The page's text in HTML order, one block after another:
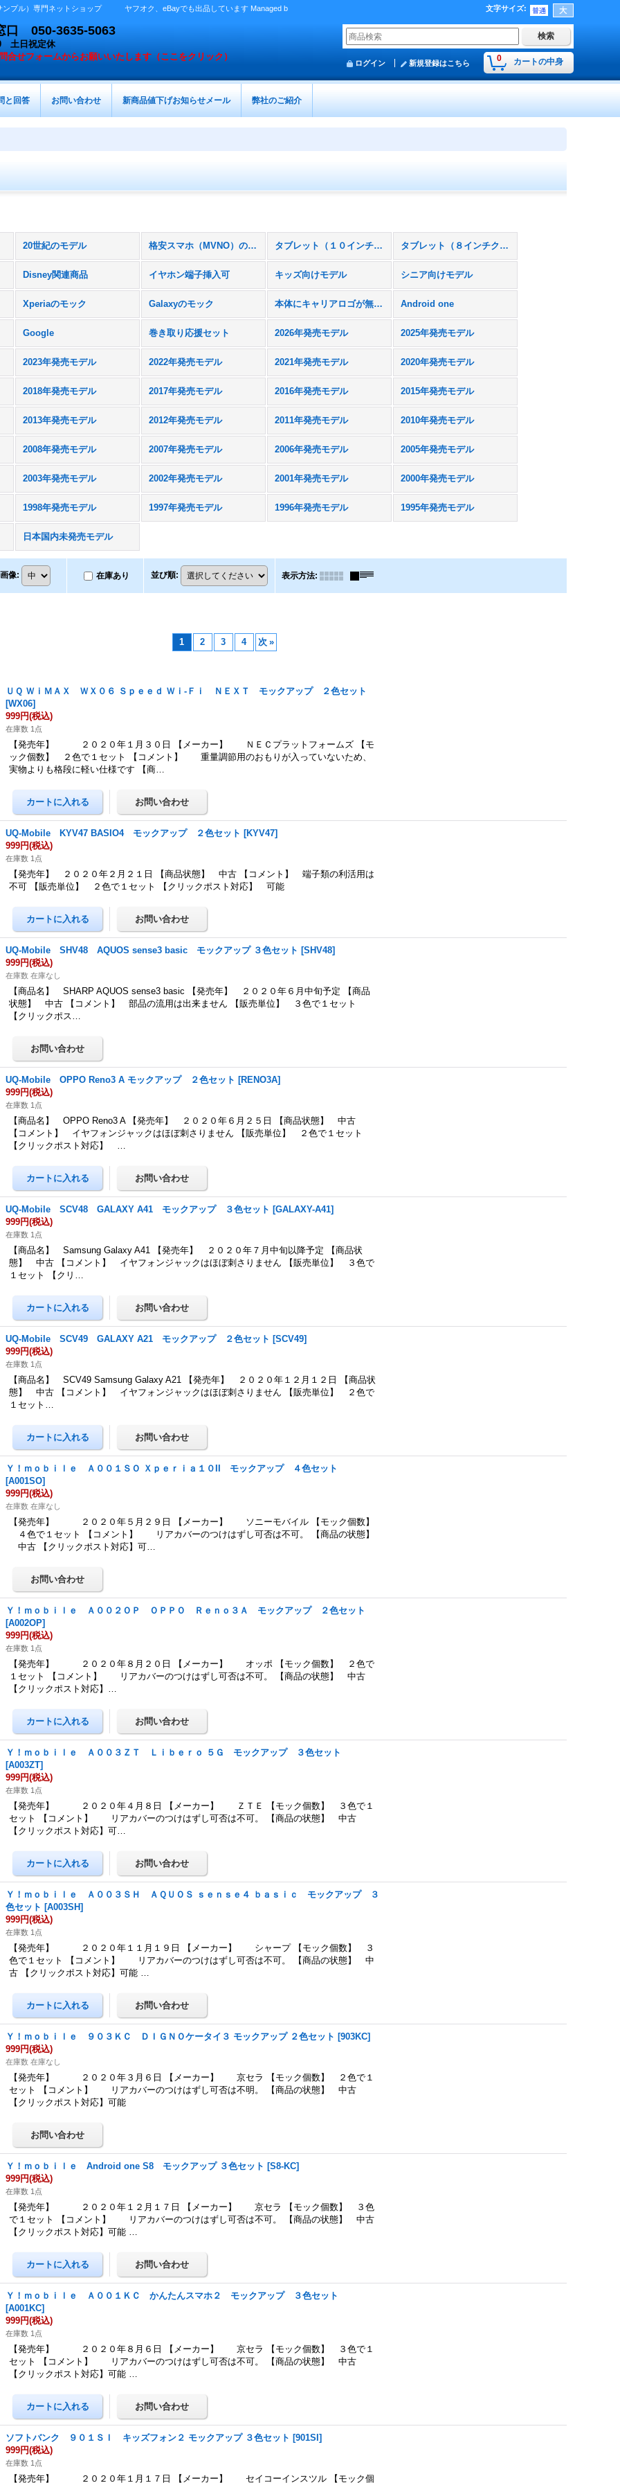
ンプル）専門ネットショップ ヤフオク、eBayでも出品しています Managed b 文字サイズ:
口 050-3635-5063
土日祝定休
合せフォームからお願いいたします（ここをクリック）
0 カートの中身
ログイン 新規登録はこちら
と回答 お問い合わせ 新商品値下げお知らせメール 弊社のご紹介
20世紀のモデル 格安スマホ（MVNO）のスマホ タブレット（１０インチクラス） タブレット（８インチクラス）
Disney関連商品 イヤホン端子挿入可 キッズ向けモデル シニア向けモデル
Xperiaのモック Galaxyのモック 本体にキャリアロゴが無いスマホモック Android one
Google 巻き取り応援セット 2026年発売モデル 2025年発売モデル
2023年発売モデル 2022年発売モデル 2021年発売モデル 2020年発売モデル
2018年発売モデル 2017年発売モデル 2016年発売モデル 2015年発売モデル
2013年発売モデル 2012年発売モデル 2011年発売モデル 2010年発売モデル
2008年発売モデル 2007年発売モデル 2006年発売モデル 2005年発売モデル
2003年発売モデル 2002年発売モデル 2001年発売モデル 2000年発売モデル
1998年発売モデル 1997年発売モデル 1996年発売モデル 1995年発売モデル
日本国内未発売モデル
画像: 在庫あり 並び順: 表示方法:
1 2 3 4 次 »
ＵＱ ＷｉＭＡＸ ＷＸ０６ Ｓｐｅｅｄ Ｗｉ-Ｆｉ ＮＥＸＴ モックアップ ２色セット
[WX06]
999円(税込)
在庫数 1点
【発売年】 ２０２０年１月３０日 【メーカー】 ＮＥＣプラットフォームズ 【モ
ック個数】 ２色で１セット 【コメント】 重量調節用のおもりが入っていないため、
実物よりも格段に軽い仕様です 【商…
UQ-Mobile KYV47 BASIO4 モックアップ ２色セット [KYV47]
999円(税込)
在庫数 1点
【発売年】 ２０２０年２月２１日 【商品状態】 中古 【コメント】 端子類の利活用は
不可 【販売単位】 ２色で１セット 【クリックポスト対応】 可能
UQ-Mobile SHV48 AQUOS sense3 basic モックアップ ３色セット [SHV48]
999円(税込)
在庫数 在庫なし
【商品名】 SHARP AQUOS sense3 basic 【発売年】 ２０２０年６月中旬予定 【商品
状態】 中古 【コメント】 部品の流用は出来ません 【販売単位】 ３色で１セット
【クリックポス…
UQ-Mobile OPPO Reno3 A モックアップ ２色セット [RENO3A]
999円(税込)
在庫数 1点
【商品名】 OPPO Reno3 A 【発売年】 ２０２０年６月２５日 【商品状態】 中古
【コメント】 イヤフォンジャックはほぼ刺さりません 【販売単位】 ２色で１セット
【クリックポスト対応】 …
UQ-Mobile SCV48 GALAXY A41 モックアップ ３色セット [GALAXY-A41]
999円(税込)
在庫数 1点
【商品名】 Samsung Galaxy A41 【発売年】 ２０２０年７月中旬以降予定 【商品状
態】 中古 【コメント】 イヤフォンジャックはほぼ刺さりません 【販売単位】 ３色で
１セット 【クリ…
UQ-Mobile SCV49 GALAXY A21 モックアップ ２色セット [SCV49]
999円(税込)
在庫数 1点
【商品名】 SCV49 Samsung Galaxy A21 【発売年】 ２０２０年１２月１２日 【商品状
態】 中古 【コメント】 イヤフォンジャックはほぼ刺さりません 【販売単位】 ２色で
１セット…
Ｙ！ｍｏｂｉｌｅ Ａ００１ＳＯ Ｘｐｅｒｉａ１０II モックアップ ４色セット
[A001SO]
999円(税込)
在庫数 在庫なし
【発売年】 ２０２０年５月２９日 【メーカー】 ソニーモバイル 【モック個数】
４色で１セット 【コメント】 リアカバーのつけはずし可否は不可。 【商品の状態】
中古 【クリックポスト対応】可…
Ｙ！ｍｏｂｉｌｅ Ａ００２ＯＰ ＯＰＰＯ Ｒｅｎｏ３Ａ モックアップ ２色セット
[A002OP]
999円(税込)
在庫数 1点
【発売年】 ２０２０年８月２０日 【メーカー】 オッポ 【モック個数】 ２色で
１セット 【コメント】 リアカバーのつけはずし可否は不可。 【商品の状態】 中古
【クリックポスト対応】…
Ｙ！ｍｏｂｉｌｅ Ａ００３ＺＴ Ｌｉｂｅｒｏ ５Ｇ モックアップ ３色セット
[A003ZT]
999円(税込)
在庫数 1点
【発売年】 ２０２０年４月８日 【メーカー】 ＺＴＥ 【モック個数】 ３色で１
セット 【コメント】 リアカバーのつけはずし可否は不可。 【商品の状態】 中古
【クリックポスト対応】可…
Ｙ！ｍｏｂｉｌｅ Ａ００３ＳＨ ＡＱＵＯＳ ｓｅｎｓｅ４ ｂａｓｉｃ モックアップ ３
色セット [A003SH]
999円(税込)
在庫数 1点
【発売年】 ２０２０年１１月１９日 【メーカー】 シャープ 【モック個数】 ３
色で１セット 【コメント】 リアカバーのつけはずし可否は不可。 【商品の状態】 中
古 【クリックポスト対応】可能 …
Ｙ！ｍｏｂｉｌｅ ９０３ＫＣ ＤＩＧＮＯケータイ３ モックアップ ２色セット [903KC]
999円(税込)
在庫数 在庫なし
【発売年】 ２０２０年３月６日 【メーカー】 京セラ 【モック個数】 ２色で１
セット 【コメント】 リアカバーのつけはずし可否は不明。 【商品の状態】 中古
【クリックポスト対応】可能
Ｙ！ｍｏｂｉｌｅ Android one S8 モックアップ ３色セット [S8-KC]
999円(税込)
在庫数 1点
【発売年】 ２０２０年１２月１７日 【メーカー】 京セラ 【モック個数】 ３色
で１セット 【コメント】 リアカバーのつけはずし可否は不可。 【商品の状態】 中古
【クリックポスト対応】可能 …
Ｙ！ｍｏｂｉｌｅ Ａ００１ＫＣ かんたんスマホ２ モックアップ ３色セット
[A001KC]
999円(税込)
在庫数 1点
【発売年】 ２０２０年８月６日 【メーカー】 京セラ 【モック個数】 ３色で１
セット 【コメント】 リアカバーのつけはずし可否は不可。 【商品の状態】 中古
【クリックポスト対応】可能 …
ソフトバンク ９０１ＳＩ キッズフォン２ モックアップ ３色セット [901SI]
999円(税込)
在庫数 1点
【発売年】 ２０２０年１月１７日 【メーカー】 セイコーインスツル 【モック個